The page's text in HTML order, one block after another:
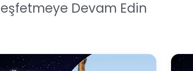
Devam Edin